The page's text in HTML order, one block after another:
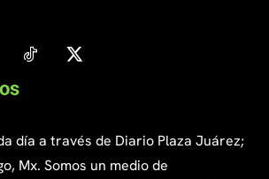
día a través de Diario Plaza Juárez;
Mx. Somos un medio de